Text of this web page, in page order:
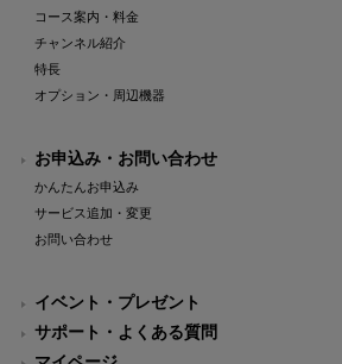
コース案内・料金
チャンネル紹介
特長
オプション・周辺機器
お申込み・お問い合わせ
かんたんお申込み
サービス追加・変更
お問い合わせ
イベント・プレゼント
サポート・よくある質問